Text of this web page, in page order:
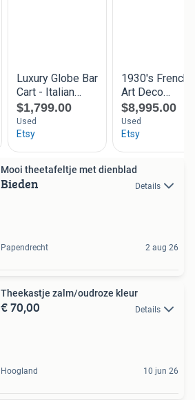
Mooi theetafeltje met dienblad
Bieden Details
Papendrecht 2 aug 26
Theekastje zalm/oudroze kleur
€ 70,00 Details
Hoogland 10 jun 26